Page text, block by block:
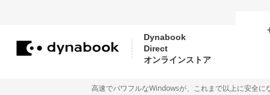
Dynabook
Direct
オンラインストア
コ
高速でパワフルなWindowsが、これまで以上に安全